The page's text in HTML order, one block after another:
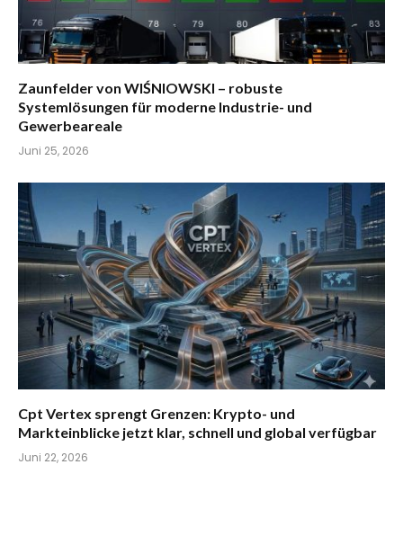
Zaunfelder von WIŚNIOWSKI – robuste
Systemlösungen für moderne Industrie- und
Gewerbeareale
Juni 25, 2026
Cpt Vertex sprengt Grenzen: Krypto- und
Markteinblicke jetzt klar, schnell und global verfügbar
Juni 22, 2026